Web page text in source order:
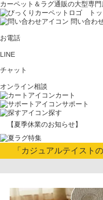
カーペット＆ラグ通販の大型専門
問い合わ
お電話
LINE
チャット
オンライン相談
カート
サポート
探す
【夏季休業のお知らせ】
「 カジュアルテイスト